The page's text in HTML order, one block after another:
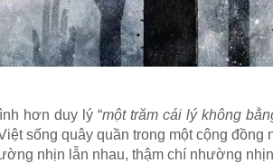
hơn duy lý “một trăm cái lý không
sống quây quần trong một cộng đồng
nhịn lẫn nhau, thậm chí nhường